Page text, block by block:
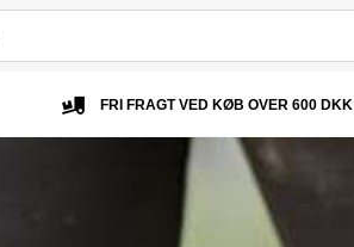
FRI FRAGT VED KØB OVER 600 DKK